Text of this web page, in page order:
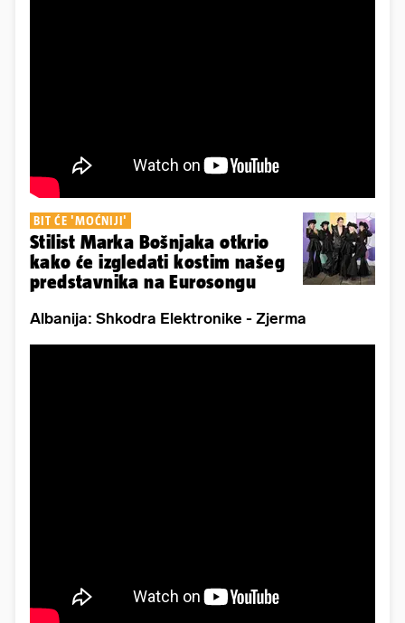
BIT ĆE 'MOĆNIJI'
Stilist Marka Bošnjaka otkrio
kako će izgledati kostim našeg
predstavnika na Eurosongu
Albanija: Shkodra Elektronike - Zjerma